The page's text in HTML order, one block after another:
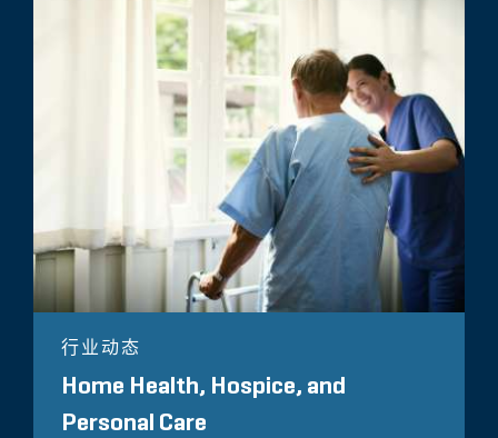
行业动态
Home Health, Hospice, and
Personal Care